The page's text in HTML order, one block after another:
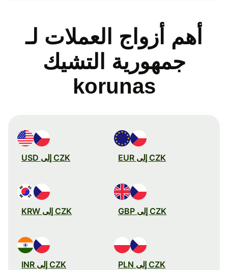
أهم أزواج العملات لـ
جمهورية التشيك
korunas
CZK إلى EUR CZK إلى USD
CZK إلى GBP CZK إلى KRW
CZK إلى PLN CZK إلى INR